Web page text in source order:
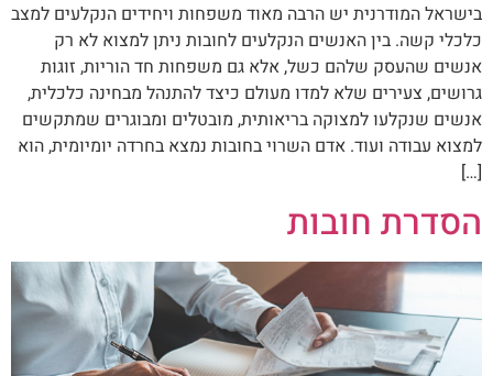
בישראל המודרנית יש הרבה מאוד משפחות ויחידים הנקלעים למצב
כלכלי קשה. בין האנשים הנקלעים לחובות ניתן למצוא לא רק
אנשים שהעסק שלהם כשל, אלא גם משפחות חד הוריות, זוגות
גרושים, צעירים שלא למדו מעולם כיצד להתנהל מבחינה כלכלית,
אנשים שנקלעו למצוקה בריאותית, מובטלים ומבוגרים שמתקשים
למצוא עבודה ועוד. אדם השרוי בחובות נמצא בחרדה יומיומית, הוא
[…]
הסדרת חובות